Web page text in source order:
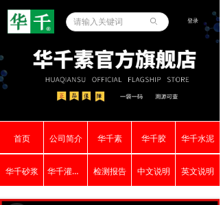
登录
ꄙ
首页 公司简介 华千素 华千胶 华千水泥
华千砂浆 华千灌浆料 检测报告 中文说明 英文说明